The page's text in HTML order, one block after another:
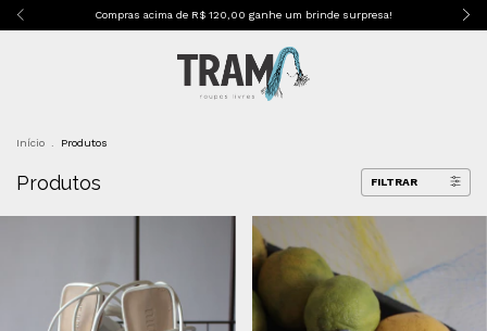
Compras acima de R$ 120,00 ganhe um brinde surpresa!
Início Produtos
Produtos FILTRAR